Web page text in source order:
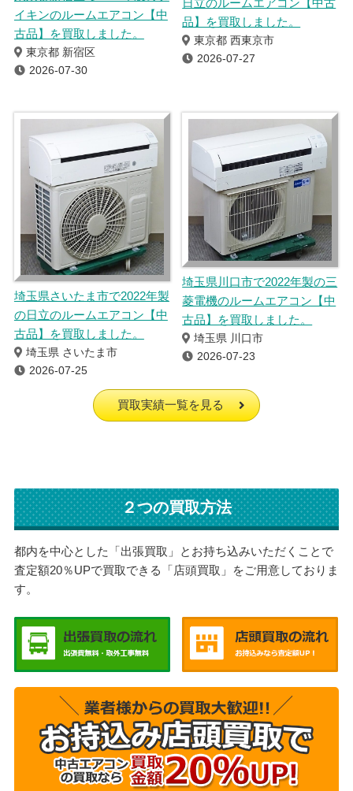
イキンのルームエアコン【中
古品】を買取しました。
東京都 新宿区
2026-07-30
品】を買取しました。
東京都 西東京市
2026-07-27
埼玉県さいたま市で2022年製
の日立のルームエアコン【中
古品】を買取しました。
埼玉県 さいたま市
2026-07-25
埼玉県川口市で2022年製の三
菱電機のルームエアコン【中
古品】を買取しました。
埼玉県 川口市
2026-07-23
買取実績一覧を見る
２つの買取方法
都内を中心とした「出張買取」とお持ち込みいただくことで
査定額20％UPで買取できる「店頭買取」をご用意しておりま
す。